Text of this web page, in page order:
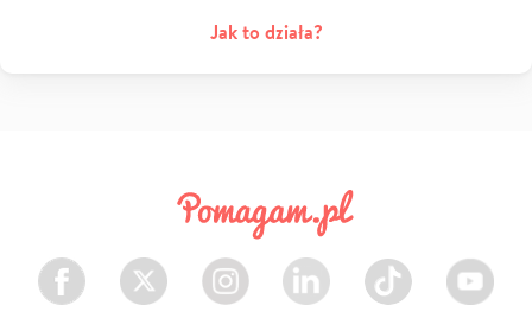
Jak to działa?
Facebook Twitter Instagram LinkedIn TikTok Youtube